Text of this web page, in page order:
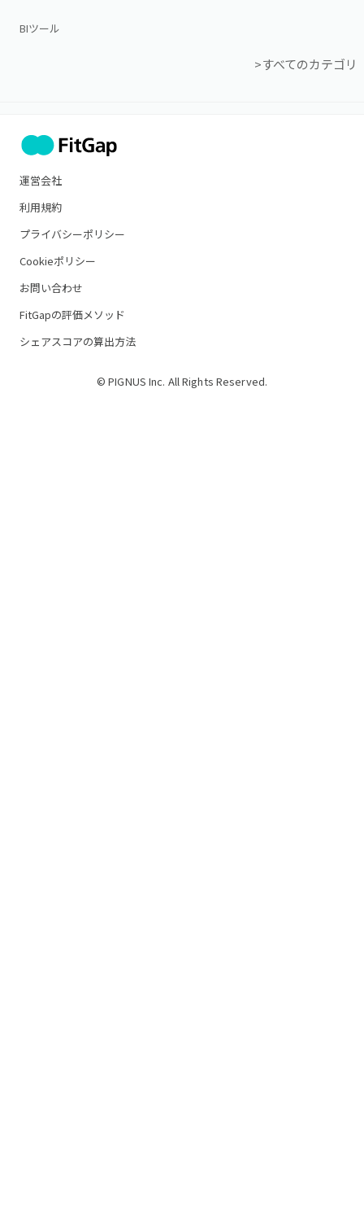
BIツール
>すべてのカテゴリ
運営会社
利用規約
プライバシーポリシー
Cookieポリシー
お問い合わせ
FitGapの評価メソッド
シェアスコアの算出方法
© PIGNUS Inc. All Rights Reserved.